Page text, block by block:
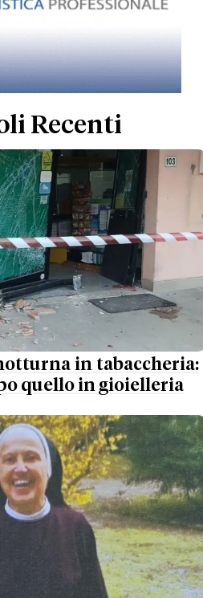
Recenti
in tabaccheria:
quello in gioielleria